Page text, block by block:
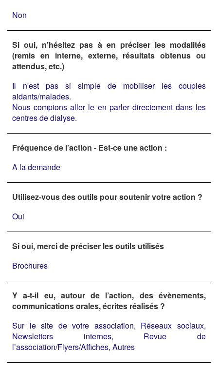
Non
Si oui, n’hésitez pas à en préciser les modalités
(remis en interne, externe, résultats obtenus ou
attendus, etc.)
Il n'est pas si simple de mobiliser les couples
aidants/malades.
Nous comptons aller le en parler directement dans les
centres de dialyse.
Fréquence de l’action - Est-ce une action :
A la demande
Utilisez-vous des outils pour soutenir votre action ?
Oui
Si oui, merci de préciser les outils utilisés
Brochures
Y a-t-il eu, autour de l’action, des évènements,
communications orales, écrites réalisés ?
Sur le site de votre association, Réseaux sociaux,
Newsletters internes, Revue de
l’association/Flyers/Affiches, Autres